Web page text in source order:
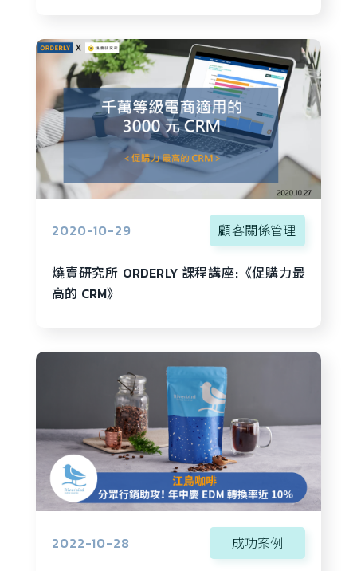
2020-10-29 顧客關係管理
燒賣研究所 ORDERLY 課程講座:《促購力最
高的 CRM》
2022-10-28 成功案例